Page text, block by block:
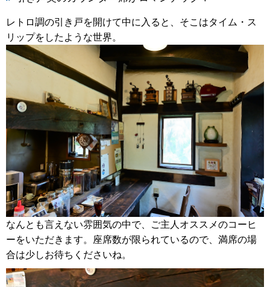
レトロ調の引き戸を開けて中に入ると、そこはタイム・ス
リップをしたような世界。
なんとも言えない雰囲気の中で、ご主人オススメのコーヒ
ーをいただきます。座席数が限られているので、満席の場
合は少しお待ちくださいね。